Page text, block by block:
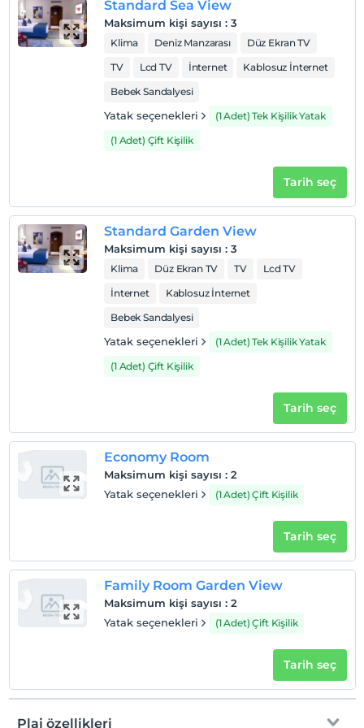
Otel, denize ve Mercan resiflerine kolay erişim sağlayan
300 metrelik güzel bir kumsala sahiptir.
En erken saat 14:00 ve sonrası
Check/out
En geç saat 12:00 ve öncesi
Evcil hayvan kabul edilmemektedir.
Odalarda sigara içilmez
Her bir oda için 1. çocuk 11 yaşına kadar ücretsizdir
Her bir oda için 2. çocuk 6 yaşına kadar ücretsizdir
Standard Sea View
Maksimum kişi sayısı : 3
Klima Deniz Manzarası
Düz Ekran TV
TV
Lcd TV İnternet
Kablosuz İnternet
Bebek Sandalyesi
Yatak seçenekleri
(1 Adet) Tek Kişilik Yatak
(1 Adet) Çift Kişilik
Tarih seç
Standard Garden View
Maksimum kişi sayısı : 3
Klima Düz Ekran TV TV
Lcd TV
İnternet
Kablosuz İnternet
Bebek Sandalyesi
Yatak seçenekleri
(1 Adet) Tek Kişilik Yatak
(1 Adet) Çift Kişilik
Tarih seç
Economy Room
Maksimum kişi sayısı : 2
Yatak seçenekleri
(1 Adet) Çift Kişilik
Tarih seç
Family Room Garden View
Maksimum kişi sayısı : 2
Yatak seçenekleri
(1 Adet) Çift Kişilik
Tarih seç
Plaj özellikleri